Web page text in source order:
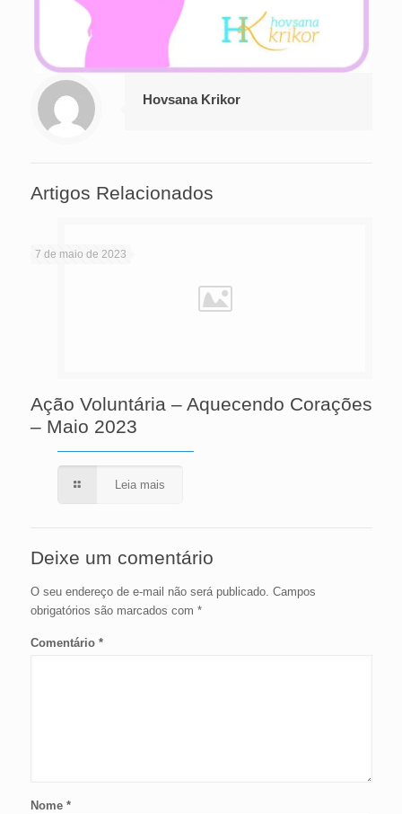
Hovsana Krikor
Artigos Relacionados
7 de maio de 2023
Ação Voluntária – Aquecendo Corações
– Maio 2023
Leia mais
Deixe um comentário
O seu endereço de e-mail não será publicado. Campos
obrigatórios são marcados com *
Comentário *
Nome *